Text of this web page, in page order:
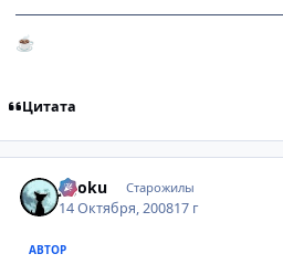
☕
Цитата
jigoku Старожилы
14 Октября, 200817 г
АВТОР